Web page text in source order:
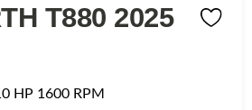
T880 2025
HP 1600 RPM